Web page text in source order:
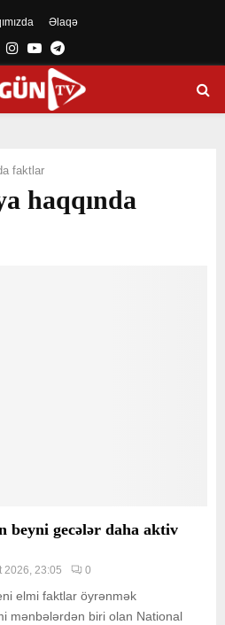
Əlaqə
Instagram
YoutubeTelegram
faktlar
haqqında
beyni gecələr daha aktiv
2026, 23:05 0
elmi faktlar öyrənmək
mənbələrdən biri olan National